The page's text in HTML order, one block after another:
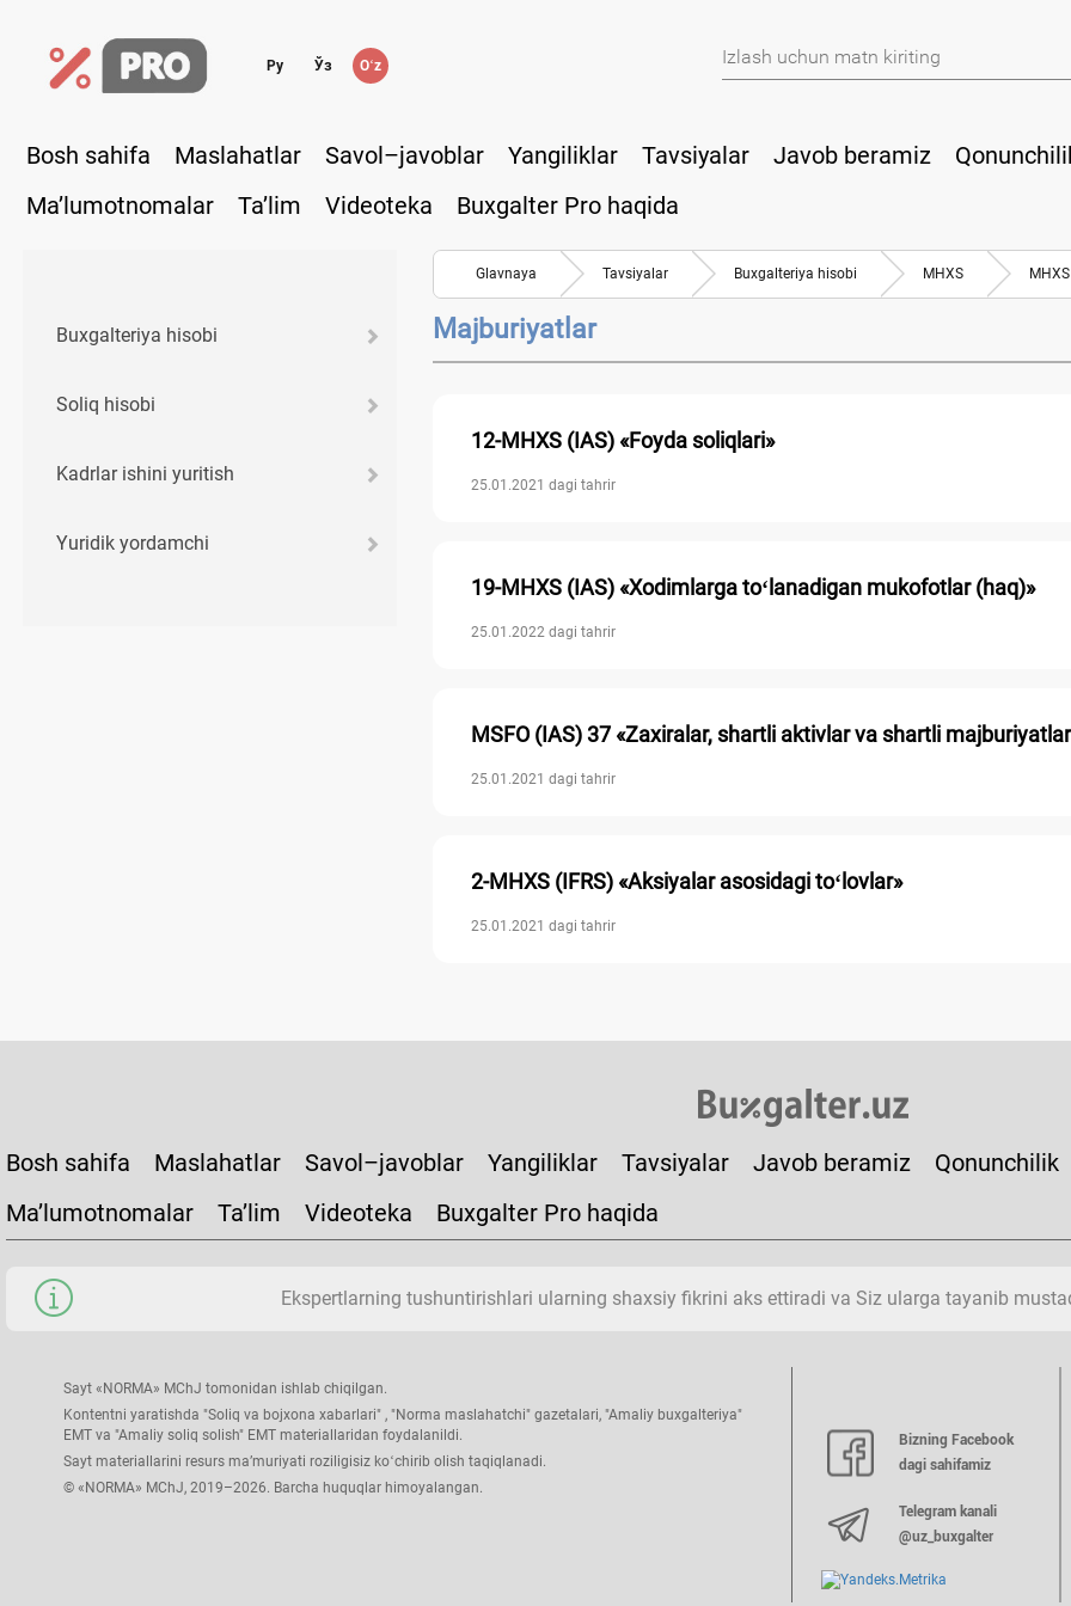
Ру Ўз Oʻz
Bosh sahifa Maslahatlar Savol–javoblar Yangiliklar Tavsiyalar Javob beramiz
Ma’lumotnomalar
Ta’lim Videoteka Buxgalter Pro haqida
Buхgalteriya hisobi
Soliq hisobi
Kadrlar ishini yuritish
Yuridik yordamchi
Glavnaya Tavsiyalar Buхgalteriya hisobi MHXS
Majburiyatlar
12-MHXS (IAS) «Foyda soliqlari»
25.01.2021 dagi tahrir
19-MHXS (IAS) «Xodimlarga toʻlanadigan mukofotlar (haq)»
25.01.2022 dagi tahrir
MSFO (IAS) 37 «Zaхiralar, shartli aktivlar va shartli
25.01.2021 dagi tahrir
2-MHXS (IFRS) «Aksiyalar asosidagi toʻlovlar»
25.01.2021 dagi tahrir
Bosh sahifa Maslahatlar Savol–javoblar Yangiliklar Tavsiyalar Javob beramiz
Qonunchilik
Ma’lumotnomalar
Ta’lim Videoteka Buxgalter Pro haqida
Ekspertlarning tushuntirishlari ularning shaхsiy fikrini aks ettiradi va Siz ularga tayanib
Sayt «NORMA» MChJ tomonidan ishlab chiqilgan.
Kontentni yaratishda "Soliq va bojхona хabarlari" , "Norma maslahatchi" gazetalari, "Amaliy buхgalteriya"
EMT va "Amaliy soliq solish" EMT materiallaridan foydalanildi.
Sayt materiallarini resurs ma’muriyati roziligisiz koʻchirib olish taqiqlanadi.
© «NORMA» MChJ, 2019–2026. Barcha huquqlar himoyalangan.
Bizning Facebook
dagi sahifamiz
Telegram kanali
@uz_buxgalter